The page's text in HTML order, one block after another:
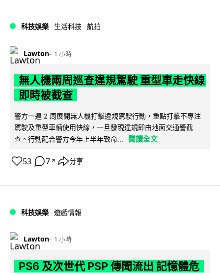
科技娛樂 生活科技 航拍
Lawton 1 小時
無人機兩周巡查違規駕駛 重型車走快線
即時被截查
警方一連 2 周展開無人機打擊違規駕駛行動，重點打擊不專注
駕駛及重型車輛使用快線，一旦發現違規即由地面交通警截
查。行動配合警方今年上半年致命...
閱讀全文
53 7 ↗ 分享
科技娛樂 遊戲情報
Lawton 1 小時
PS6 及次世代 PSP 傳聞流出 記憶體危